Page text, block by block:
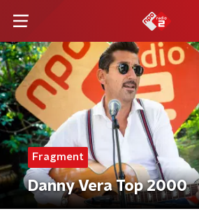
Fragment
Danny Vera Top 2000